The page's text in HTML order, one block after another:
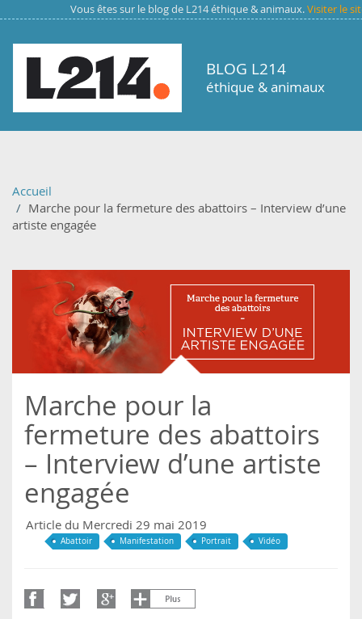
Aller au contenu principal
Vous êtes sur le blog de L214 éthique & animaux.Visiter le
BLOG L214
éthique & animaux
Accueil
Marche pour la fermeture des abattoirs – Interview d’une
artiste engagée
Marche pour la
fermeture des abattoirs
– Interview d’une artiste
engagée
Article du Mercredi 29 mai 2019
Abattoir Manifestation Portrait Vidéo